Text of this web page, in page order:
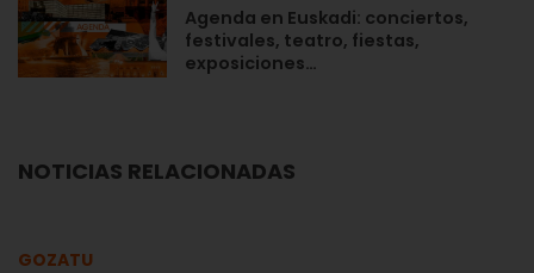
Agenda en Euskadi: conciertos,
festivales, teatro, fiestas,
exposiciones…
NOTICIAS RELACIONADAS
GOZATU